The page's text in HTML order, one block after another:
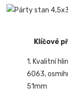
Klíčové
1. Kvalitní
6063,
51mm